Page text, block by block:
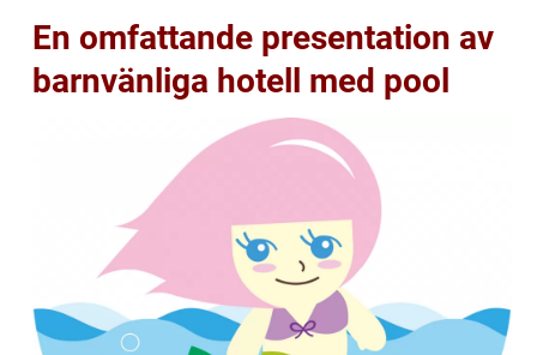
En omfattande presentation av
barnvänliga hotell med pool